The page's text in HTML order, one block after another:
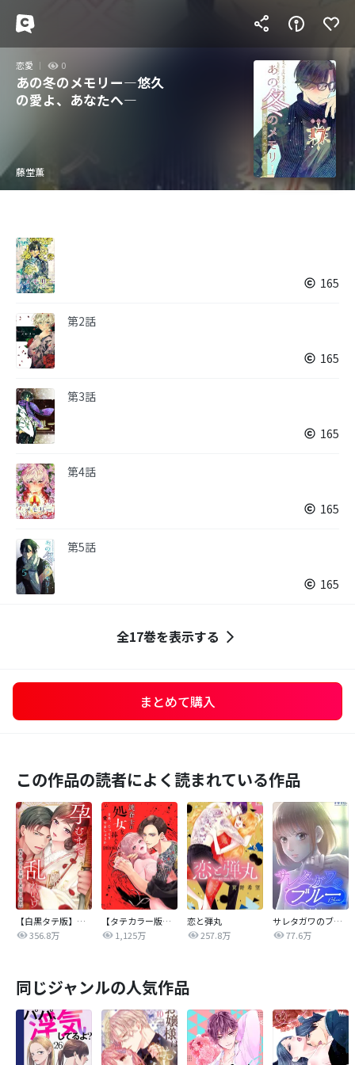
恋愛 0
あの冬のメモリー―悠久
の愛よ、あなたへ―
藤堂薫
165
第2話
165
第3話
165
第4話
165
第5話
165
全17巻を表示する
まとめて購入
この作品の読者によく読まれている作品
【白黒タテ版】孕むまで乱れいけ～身代わり花嫁と軍服の猛愛
356.8万
【タテカラー版】漣蒼士に処女を捧ぐ～さあ、じっくり愛でましょうか
1,125万
恋と弾丸
257.8万
サレタガワのブルー【タテヨミ】
77.6万
同じジャンルの人気作品